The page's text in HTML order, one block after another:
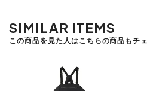
SIMILAR ITEMS
この商品を見た人はこちらの商品もチ